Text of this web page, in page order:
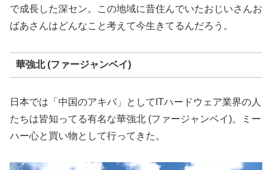
で成長した深セン。この地域に昔住んでいたおじいさんお
ばあさんはどんなこと考えて今生きてるんだろう。
華強北 (ファージャンベイ)
日本では「中国のアキバ」としてITハードウェア業界の人
たちは皆知ってる有名な華強北 (ファージャンベイ)。ミー
ハー心と買い物として行ってきた。